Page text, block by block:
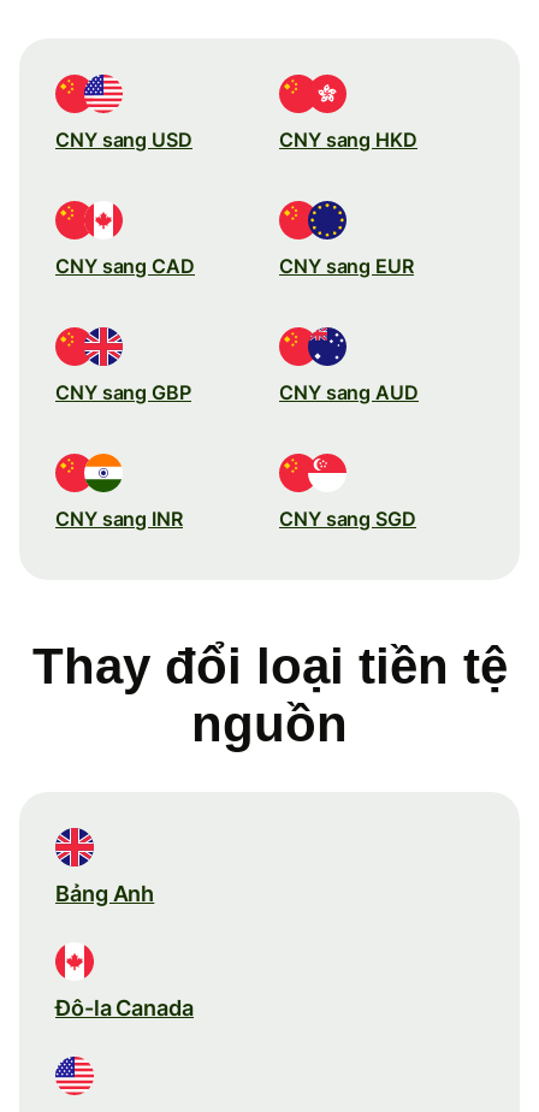
CNY sang USD CNY sang HKD
CNY sang CAD CNY sang EUR
CNY sang GBP CNY sang AUD
CNY sang INR CNY sang SGD
Thay đổi loại tiền tệ
nguồn
Bảng Anh
Đô-la Canada